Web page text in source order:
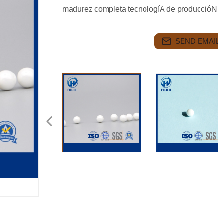
madurez completa tecnologíA de
SEND